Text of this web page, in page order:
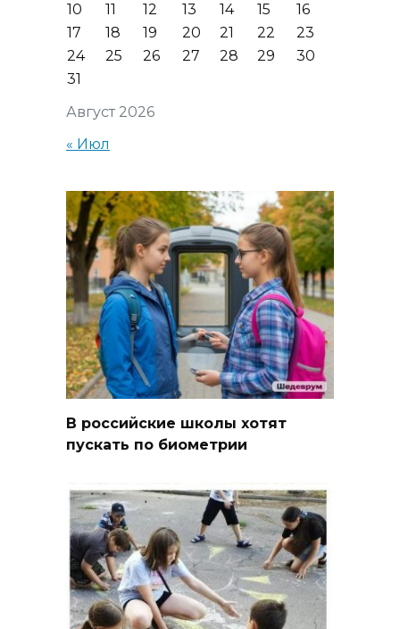
Август 2026
10
11 12 13 14 15
16
17
18 19 20 21 22
23
24
25 26 27 28 29
30
31
« Июл
В российские школы хотят
пускать по биометрии